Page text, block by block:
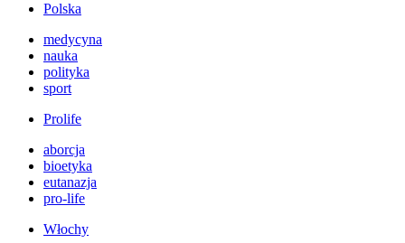
Polska
medycyna
nauka
polityka
sport
Prolife
aborcja
bioetyka
eutanazja
pro-life
Włochy